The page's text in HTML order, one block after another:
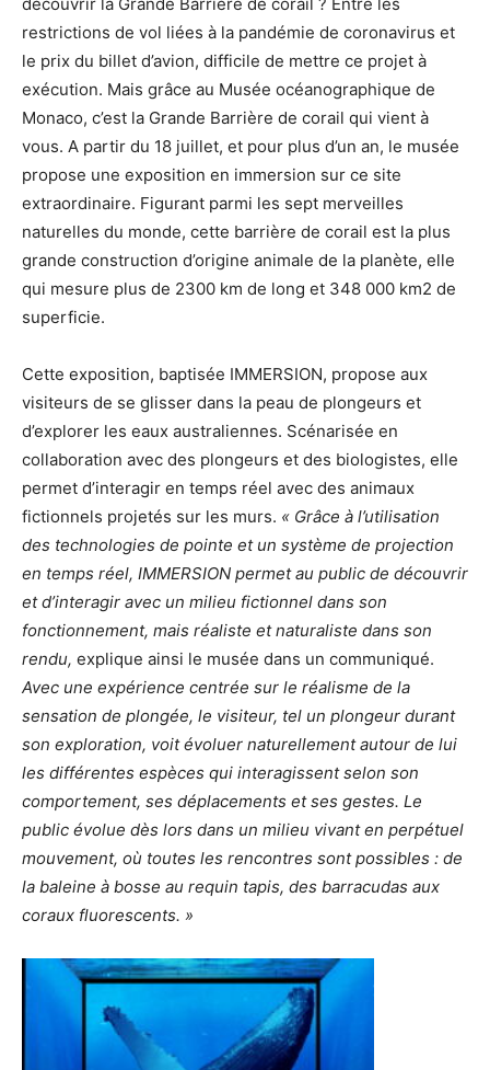
restrictions de vol liées à la pandémie de coronavirus et
le prix du billet d’avion, difficile de mettre ce projet à
exécution. Mais grâce au Musée océanographique de
Monaco, c’est la Grande Barrière de corail qui vient à
vous. A partir du 18 juillet, et pour plus d’un an, le musée
propose une exposition en immersion sur ce site
extraordinaire. Figurant parmi les sept merveilles
naturelles du monde, cette barrière de corail est la plus
grande construction d’origine animale de la planète, elle
qui mesure plus de 2300 km de long et 348 000 km2 de
superficie.
Cette exposition, baptisée IMMERSION, propose aux
visiteurs de se glisser dans la peau de plongeurs et
d’explorer les eaux australiennes. Scénarisée en
collaboration avec des plongeurs et des biologistes, elle
permet d’interagir en temps réel avec des animaux
fictionnels projetés sur les murs. « Grâce à l’utilisation
des technologies de pointe et un système de projection
en temps réel, IMMERSION permet au public de découvrir
et d’interagir avec un milieu fictionnel dans son
fonctionnement, mais réaliste et naturaliste dans son
rendu, explique ainsi le musée dans un communiqué.
Avec une expérience centrée sur le réalisme de la
sensation de plongée, le visiteur, tel un plongeur durant
son exploration, voit évoluer naturellement autour de lui
les différentes espèces qui interagissent selon son
comportement, ses déplacements et ses gestes. Le
public évolue dès lors dans un milieu vivant en perpétuel
mouvement, où toutes les rencontres sont possibles : de
la baleine à bosse au requin tapis, des barracudas aux
coraux fluorescents. »